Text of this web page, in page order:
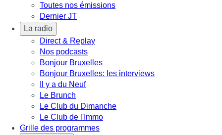
Toutes nos émissions
Dernier JT
La radio
Direct & Replay
Nos podcasts
Bonjour Bruxelles
Bonjour Bruxelles: les interviews
Il y a du Neuf
Le Brunch
Le Club du Dimanche
Le Club de l'Immo
Grille des programmes